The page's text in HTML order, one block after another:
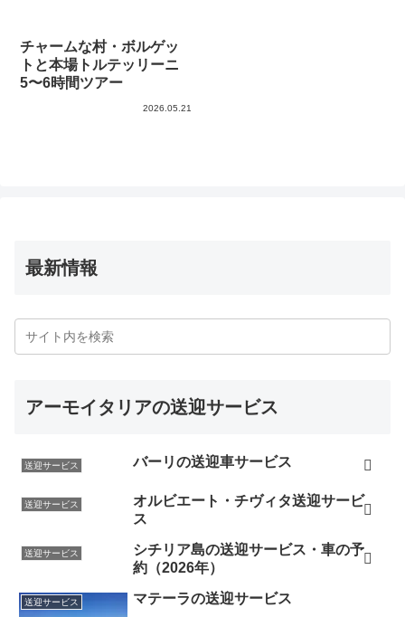
チャームな村・ボルゲッ
トと本場トルテッリーニ
5〜6時間ツアー
2026.05.21
最新情報
アーモイタリアの送迎サービス
送迎サービス バーリの送迎車サービス
送迎サービス
オルビエート・チヴィタ送迎サービ
ス
送迎サービス
シチリア島の送迎サービス・車の予
約（2026年）
送迎サービス マテーラの送迎サービス